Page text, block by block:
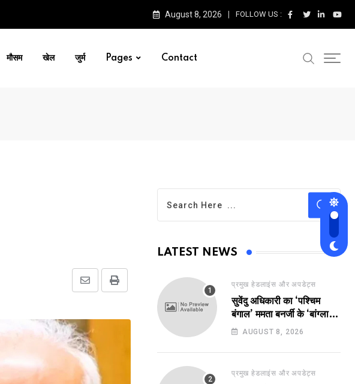
August 8, 2026 FOLLOW US :
मौसम खेल जुर्म Pages Contact
Print
Share
Email
LATEST NEWS
प्रमुख हेडलाइंस और अपडेट्स
सुवेंदु अधिकारी का ‘पश्चिम
बंगाल’ ममता बनर्जी के ‘बांग्ला’
पर भारी!
AUGUST 8, 2026
प्रमुख हेडलाइंस और अपडेट्स